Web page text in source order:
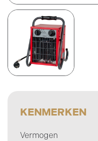
KENMERKEN
Vermogen